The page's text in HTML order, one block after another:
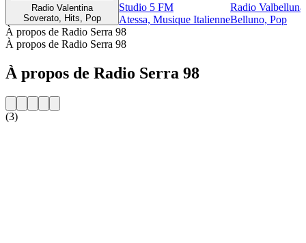
Radio Valentina
Soverato, Hits, Pop
Studio 5 FM
Atessa, Musique Italienne
Radio Valbelluna
Belluno, Pop
À propos de Radio Serra 98
À propos de Radio Serra 98
À propos de Radio Serra 98
(3)